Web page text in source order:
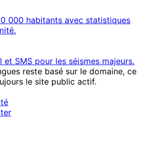
000 habitants avec statistiques
SMS pour les séismes majeurs.
reste basé sur le domaine, ce
le site public actif.